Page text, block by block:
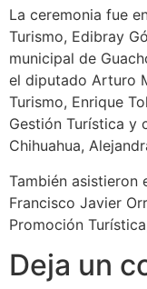
La ceremonia fue
Turismo, Edibray
municipal de
el diputado Arturo
Turismo, Enrique
Gestión Turística y
Chihuahua,
También asistieron
Francisco Javier
Promoción
Deja un